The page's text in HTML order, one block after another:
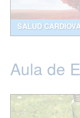
SALUD
Aula de